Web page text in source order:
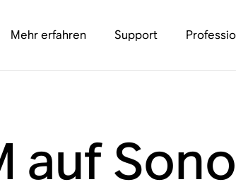
Mehr erfahren Support
auf